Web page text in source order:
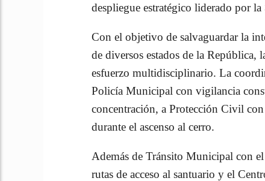
despliegue estratégico liderado por
Con el objetivo de salvaguardar la
de diversos estados de la República,
esfuerzo multidisciplinario. La
Policía Municipal con vigilancia
concentración, a Protección Civil
durante el ascenso al cerro.
Además de Tránsito Municipal con
rutas de acceso al santuario y el